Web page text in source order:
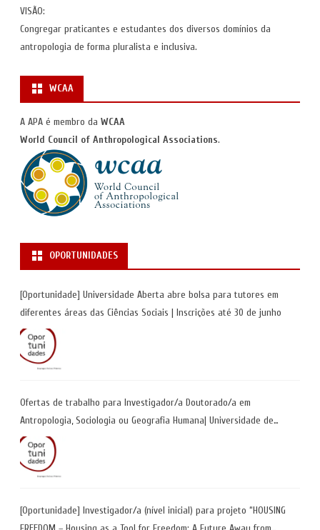
VISÃO:
Congregar praticantes e estudantes dos diversos domínios da
antropologia de forma pluralista e inclusiva.
WCAA
A APA é membro da WCAA
World Council of Anthropological Associations.
OPORTUNIDADES
[Oportunidade] Universidade Aberta abre bolsa para tutores em
diferentes áreas das Ciências Sociais | Inscrições até 30 de junho
Ofertas de trabalho para Investigador/a Doutorado/a em
Antropologia, Sociologia ou Geografia Humana| Universidade de
Coimbra | Candidaturas até 29 de maio 2026
[Oportunidade] Investigador/a (nível inicial) para projeto “HOUSING